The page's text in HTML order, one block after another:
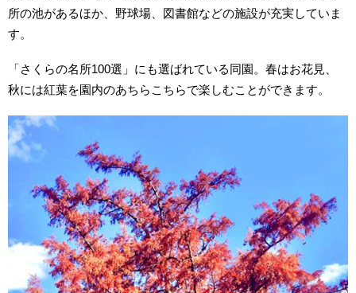
所の池があるほか、野球場、図書館などの施設が充実していま
す。
「さくらの名所100選」にも選ばれている同園。春はお花見、
秋には紅葉を園内のあちらこちらで楽しむことができます。